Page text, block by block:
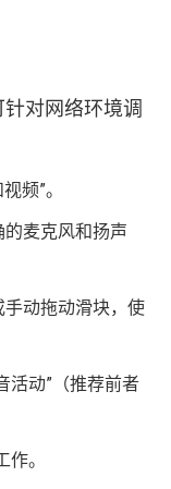
对网络环境调
频”。
的麦克风和扬声
手动拖动滑块，使
活动”（推荐前者
。